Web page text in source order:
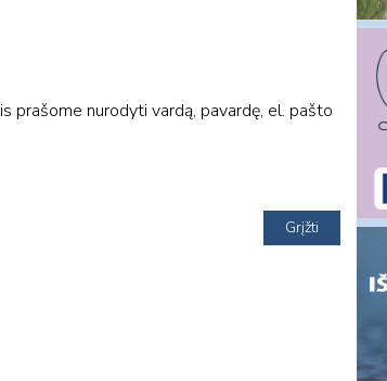
prašome nurodyti vardą, pavardę, el. pašto